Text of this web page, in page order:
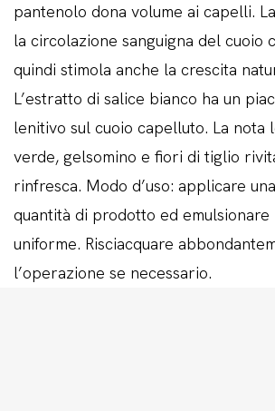
pantenolo dona volume ai capelli.
la circolazione sanguigna del cuoio
quindi stimola anche la crescita
L’estratto di salice bianco ha un
lenitivo sul cuoio capelluto. La nota
verde, gelsomino e fiori di tiglio
rinfresca. Modo d’uso: applicare
quantità di prodotto ed emulsionare
uniforme. Risciacquare
l’operazione se necessario.